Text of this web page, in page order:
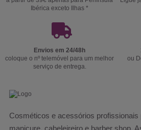
Ibérica exceto Ilhas *
Envios em 24/48h
coloque o nº telemóvel para um melhor
serviço de entrega.
ou
Cosméticos e acessórios profissionais
manicure, cabeleireiro e barber shop.